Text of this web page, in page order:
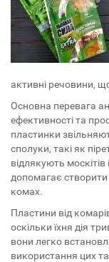
активні речовини,
Основна перевага
ефективності та
пластинки
сполуки, такі як
відлякують
допомагає створити
комах.
Пластини від
оскільки їхня дія
вони легко
використання цих